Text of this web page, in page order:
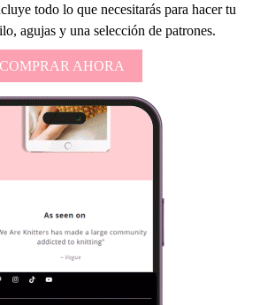
todo lo que necesitarás para hacer tu
agujas y una selección de patrones.
COMPRAR AHORA